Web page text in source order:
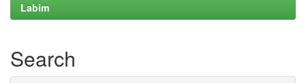
Labim
Search